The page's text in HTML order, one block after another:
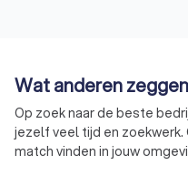
accountants vaker
en leidinggevende rollen
vervullen. Accountants
aangesloten bij de NBA
opgeleid volgens strikte
Wat anderen
Op zoek naar de beste
jezelf veel tijd en
match vinden in jouw